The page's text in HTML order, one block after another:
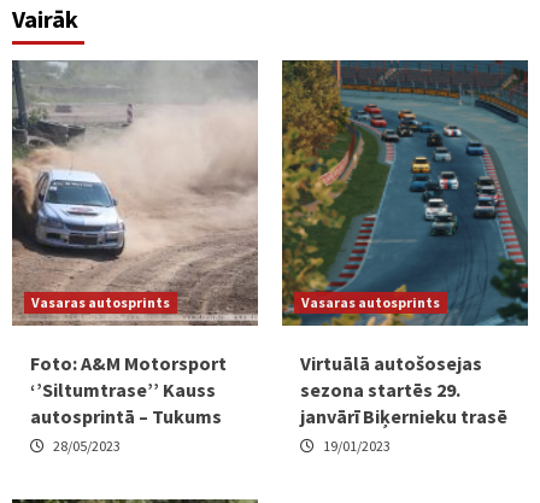
Vairāk
Vasaras autosprints
Foto: A&M Motorsport
‘’Siltumtrase’’ Kauss
autosprintā – Tukums
28/05/2023
Vasaras autosprints
Virtuālā autošosejas
sezona startēs 29.
janvārī Biķernieku trasē
19/01/2023